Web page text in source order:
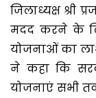
जिलाध्यक्ष श्री
मदद करने के
योजनाओं का
ने कहा कि
योजनाएं सभी